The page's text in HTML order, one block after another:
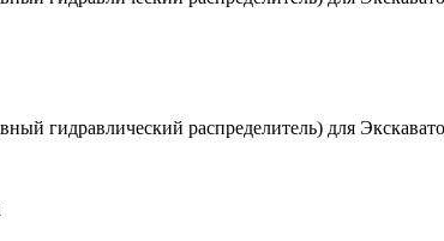
гидравлический распределитель) для